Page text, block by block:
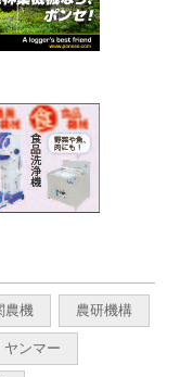
農機 農研機構
ヤンマー